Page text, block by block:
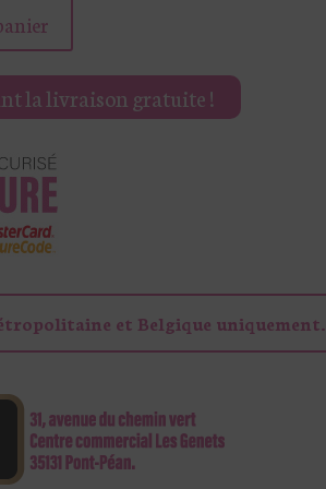
la livraison gratuite !
et Belgique uniquement.